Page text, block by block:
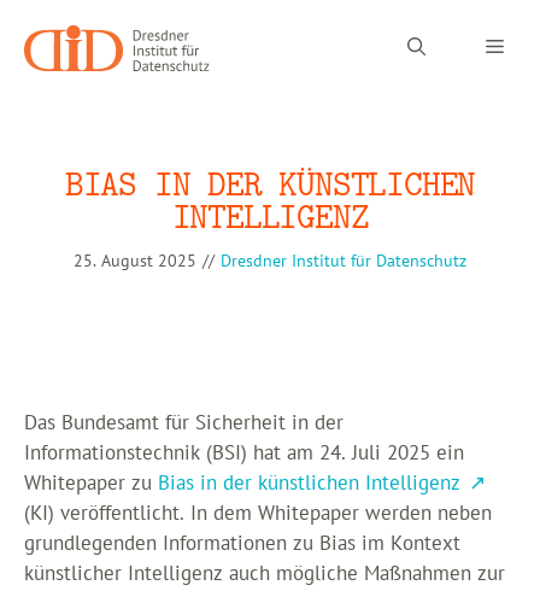
Inhalt
springen
BIAS IN DER KÜNSTLICHEN
INTELLIGENZ
25. August 2025 // Dresdner Institut für Datenschutz
Das Bundesamt für Sicherheit in der
Informationstechnik (BSI) hat am 24. Juli 2025 ein
Whitepaper zu Bias in der künstlichen Intelligenz
(KI) veröffentlicht. In dem Whitepaper werden neben
grundlegenden Informationen zu Bias im Kontext
künstlicher Intelligenz auch mögliche Maßnahmen zur